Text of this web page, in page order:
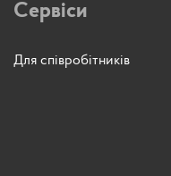
Сервіси
Для співробітників